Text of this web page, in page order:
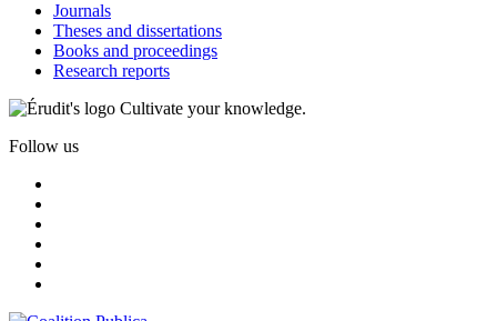
Journals
Theses and dissertations
Books and proceedings
Research reports
Cultivate your knowledge.
Follow us